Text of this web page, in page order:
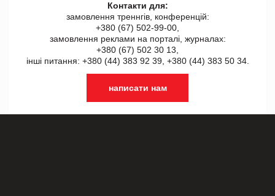
Контакти для:
замовлення треннгів, конференцій:
+380 (67) 502-99-00,
замовлення реклами на порталі, журналах:
+380 (67) 502 30 13,
інші питання: +380 (44) 383 92 39, +380 (44) 383 50 34.
написати нам